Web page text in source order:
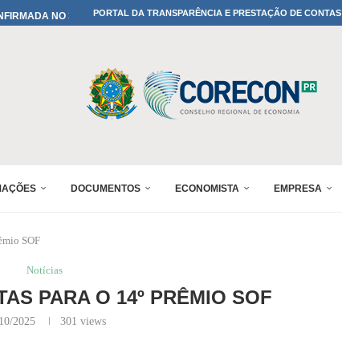
NO 30º ENESULPORTAL DA TRANSPARÊNCIA E PRESTAÇÃO DE CONTAS
DOCUMENTOS ECONOMISTA EMPRESA
SOF
Notícias
PARA O 14º PRÊMIO SOF
2025 301 views